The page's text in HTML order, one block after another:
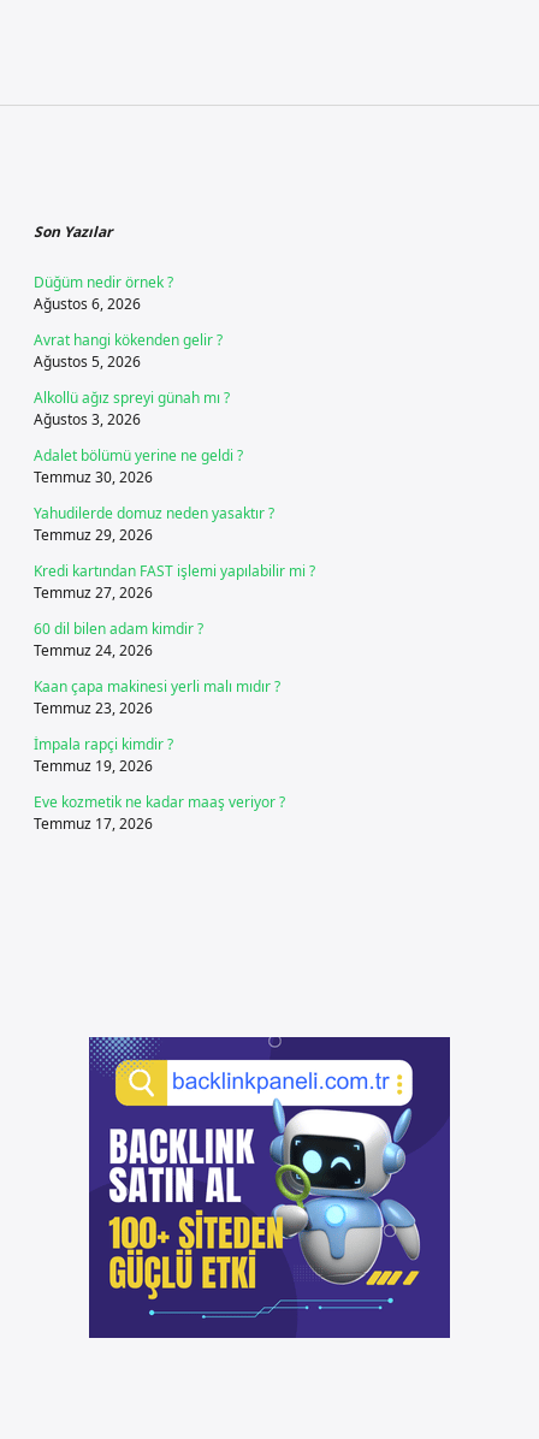
Son Yazılar
Düğüm nedir örnek ?
Ağustos 6, 2026
Avrat hangi kökenden gelir ?
Ağustos 5, 2026
Alkollü ağız spreyi günah mı ?
Ağustos 3, 2026
Adalet bölümü yerine ne geldi ?
Temmuz 30, 2026
Yahudilerde domuz neden yasaktır ?
Temmuz 29, 2026
Kredi kartından FAST işlemi yapılabilir mi ?
Temmuz 27, 2026
60 dil bilen adam kimdir ?
Temmuz 24, 2026
Kaan çapa makinesi yerli malı mıdır ?
Temmuz 23, 2026
İmpala rapçi kimdir ?
Temmuz 19, 2026
Eve kozmetik ne kadar maaş veriyor ?
Temmuz 17, 2026